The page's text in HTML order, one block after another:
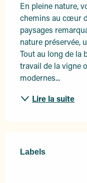
En pleine nature,
chemins au cœur
paysages
nature préservée,
Tout au long de la
travail de la vigne
modernes...
Lire la suite
Labels
Labels